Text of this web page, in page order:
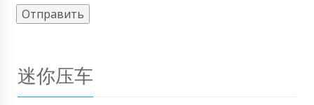
迷你压车